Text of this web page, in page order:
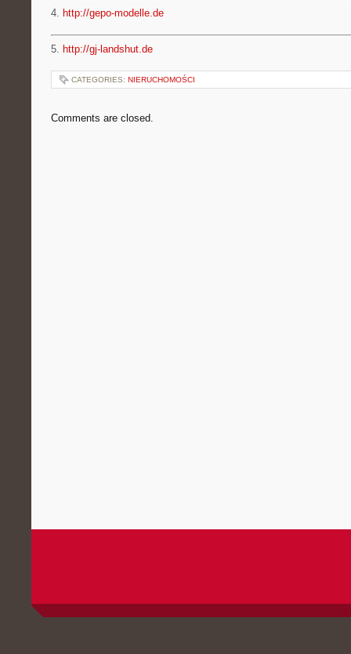
4. http://gepo-modelle.de
5. http://gj-landshut.de
CATEGORIES: NIERUCHOMOŚCI
Comments are closed.